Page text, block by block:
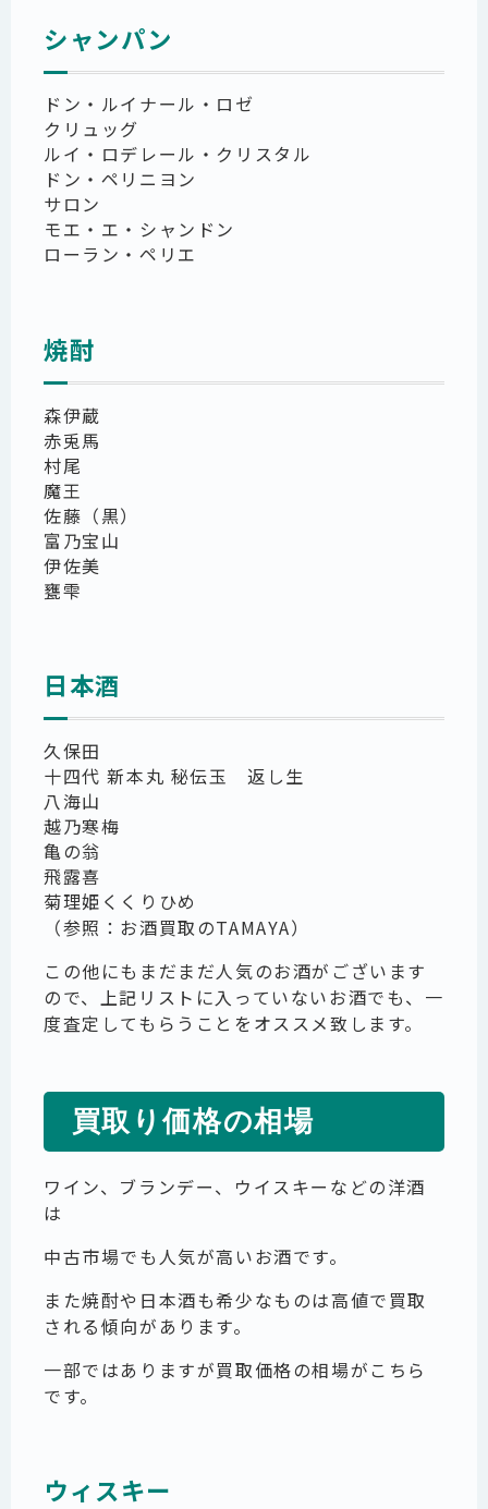
シャンパン
ドン・ルイナール・ロゼ
クリュッグ
ルイ・ロデレール・クリスタル
ドン・ペリニヨン
サロン
モエ・エ・シャンドン
ローラン・ペリエ
焼酎
森伊蔵
赤兎馬
村尾
魔王
佐藤（黒）
富乃宝山
伊佐美
甕雫
日本酒
久保田
十四代 新本丸 秘伝玉 返し生
八海山
越乃寒梅
亀の翁
飛露喜
菊理姫くくりひめ
（参照： お酒買取のTAMAYA）
この他にもまだまだ人気のお酒がございます
ので、上記リストに入っていないお酒でも、一
度査定してもらうことをオススメ致します。
買取り価格の相場
ワイン、ブランデー、ウイスキーなどの洋酒
は
中古市場でも人気が高いお酒です。
また焼酎や日本酒も希少なものは高値で買取
される傾向があります。
一部ではありますが買取価格の相場がこちら
です。
ウィスキー